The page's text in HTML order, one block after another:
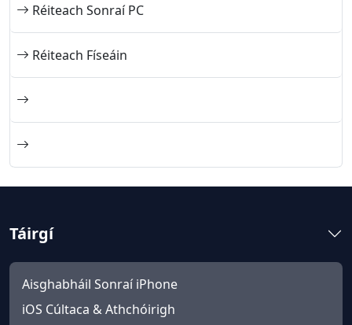
Réiteach Sonraí PC
Réiteach Físeáin
Táirgí
Aisghabháil Sonraí iPhone
iOS Cúltaca & Athchóirigh